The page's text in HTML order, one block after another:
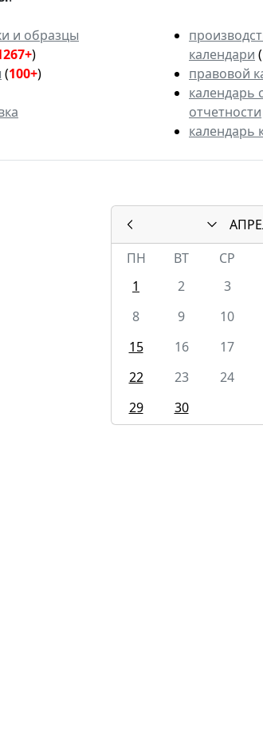
и образцы
)
(100+)
календари
правовой
календарь
отчетности
календарь
ПН
ВТ СР
1
2 3
8
9 10
15
16 17
22
23 24
29
30